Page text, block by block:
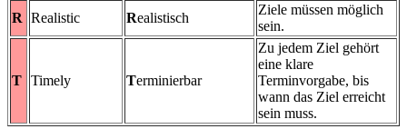
R Realistic Realistisch
Ziele müssen möglich
sein.
T Timely Terminierbar
Zu jedem Ziel gehört
eine klare
Terminvorgabe, bis
wann das Ziel erreicht
sein muss.